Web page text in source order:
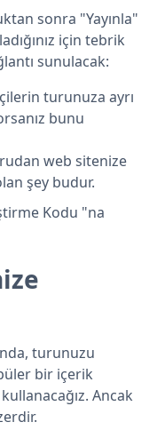
sonra "Yayınla"
için tebrik
sunulacak:
turunuza ayrı
bunu
web sitenize
şey budur.
Kodu "na
turunuzu
bir içerik
Ancak